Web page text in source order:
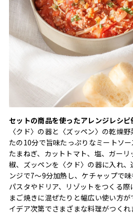
セットの商品を使ったアレンジレシピ
〈クド〉の器と〈ズッペン〉の乾燥
たの10分で旨味たっぷりなミートソ
たまねぎ、カットトマト、塩、ガー
椒、ズッペンを〈クド〉の器に入れ
ンジで7～9分加熱し、ケチャップで味
パスタやドリア、リゾットをつくる
まご焼きに混ぜたりと幅広い使い方
イデア次第でさまざまな料理がつくれ